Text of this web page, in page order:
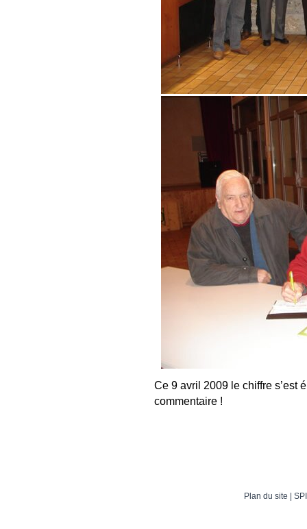
Ce 9 avril 2009 le chiffre s’est
commentaire !
Plan du site |